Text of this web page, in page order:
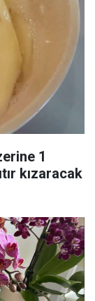
1
kızaracak